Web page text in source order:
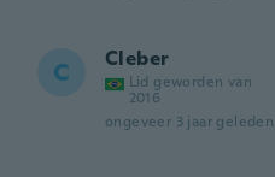
C Cleber
Lid geworden van
2016
ongeveer 3 jaar geleden